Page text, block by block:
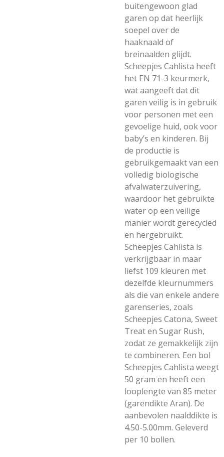
buitengewoon glad
garen op dat heerlijk
soepel over de
haaknaald of
breinaalden glijdt.
Scheepjes Cahlista heeft
het EN 71-3 keurmerk,
wat aangeeft dat dit
garen veilig is in gebruik
voor personen met een
gevoelige huid, ook voor
baby’s en kinderen. Bij
de productie is
gebruikgemaakt van een
volledig biologische
afvalwaterzuivering,
waardoor het gebruikte
water op een veilige
manier wordt gerecycled
en hergebruikt.
Scheepjes Cahlista is
verkrijgbaar in maar
liefst 109 kleuren met
dezelfde kleurnummers
als die van enkele andere
garenseries, zoals
Scheepjes Catona, Sweet
Treat en Sugar Rush,
zodat ze gemakkelijk zijn
te combineren. Een bol
Scheepjes Cahlista weegt
50 gram en heeft een
looplengte van 85 meter
(garendikte Aran). De
aanbevolen naalddikte is
4.50-5.00mm. Geleverd
per 10 bollen.